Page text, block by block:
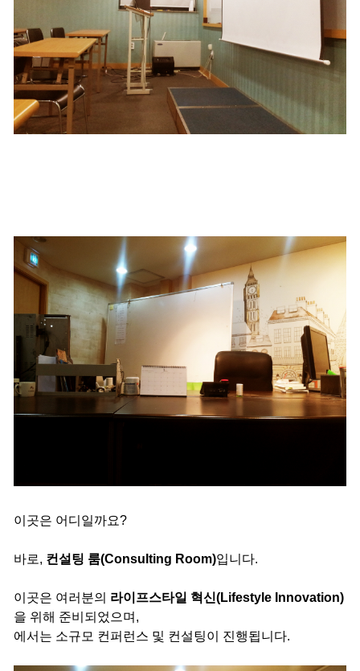
이곳은 어디일까요?
바로, 컨설팅 룸(Consulting Room)입니다.
이곳은 여러분의 라이프스타일 혁신(Lifestyle Innovation)
을 위해 준비되었으며,
에서는 소규모 컨퍼런스 및 컨설팅이 진행됩니다.